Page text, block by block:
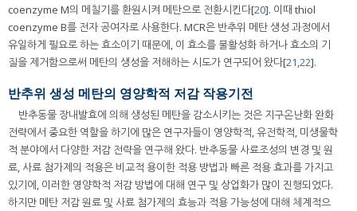
coenzyme M의 메칠기를 환원시켜 메탄으로 전환시킨다[20]. 이때 thiol
coenzyme B를 전자 공여자로 사용한다. MCR은 반추위 메탄 생성 과정에서
유일하게 필요로 하는 효소이기 때문에, 이 효소를 불활성화 하거나 효소의 기
질을 제거함으로써 메탄의 생성을 저해하는 시도가 연구되어 왔다[21,22].
반추위 생성 메탄의 영양학적 저감 작용기전
반추동물 장내발효에 의해 생성된 메탄을 감소시키는 것은 지구온난화 완화
전략에서 중요한 역할을 하기에 많은 연구자들이 영양학적, 유전학적, 미생물학
적 분야에서 다양한 저감 전략을 연구해 왔다. 반추동물 사료조성의 변경 및 원
료, 사료 첨가제의 적용은 비교적 용이한 적용 방법과 빠른 적용 효과를 가지고
있기에, 이러한 영양학적 저감 방법에 대해 연구 및 상업화가 많이 진행되었다.
하지만 메탄 저감 원료 및 사료 첨가제의 효능과 적용 가능성에 대해 체계적으